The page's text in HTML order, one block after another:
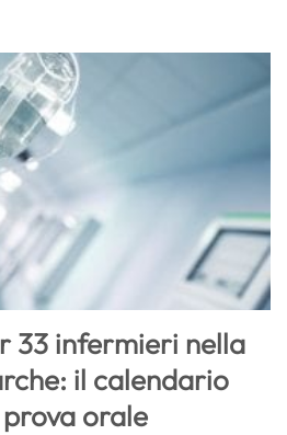
33 infermieri nella
il calendario
orale